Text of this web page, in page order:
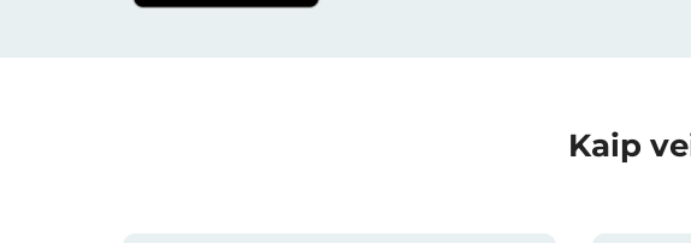
Kaip